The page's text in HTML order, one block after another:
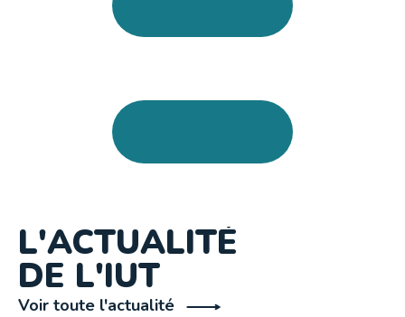
L'ACTUALITÉ
DE L'IUT
Voir toute l'actualité